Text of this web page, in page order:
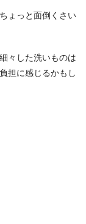
ょっと面倒くさい
々した洗いものは
担に感じるかもし